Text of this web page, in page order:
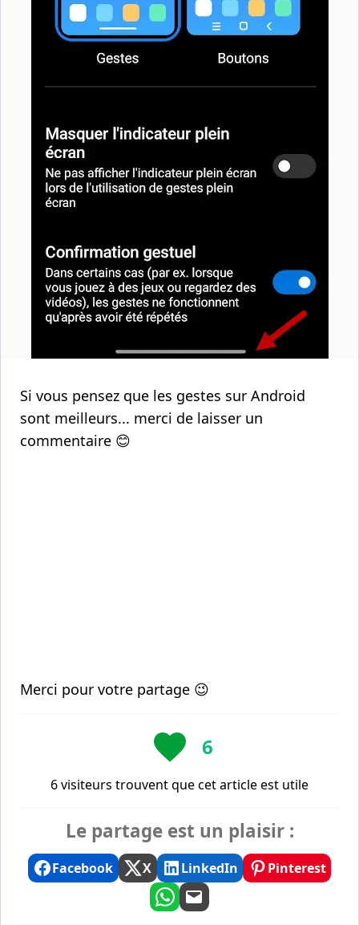
Si vous pensez que les gestes sur Android
sont meilleurs... merci de laisser un
commentaire 😊
Merci pour votre partage 😉
6
6 visiteurs trouvent que cet article est utile
Le partage est un plaisir :
Facebook X LinkedIn Pinterest